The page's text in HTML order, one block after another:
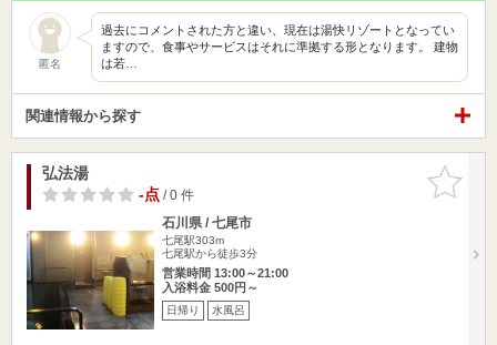
匿名
過去にコメントされた方と違い、現在は湯快リゾートとなってい
ますので、食事やサービスはそれに準拠する形となります。 建物
は若…
関連情報から探す
お気に入
りに追加
弘法湯
-点/ 0 件
石川県 / 七尾市
七尾駅303m
七尾駅から徒歩3分
営業時間 13:00～21:00
入浴料金 500円～
日帰り 水風呂